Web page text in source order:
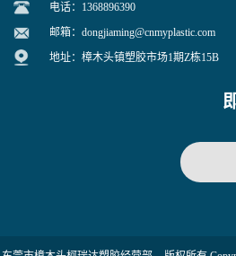
电话：1368896390
邮箱： dongjiaming@cnmyplastic.com
地址：樟木头镇塑胶市场1期Z栋15B